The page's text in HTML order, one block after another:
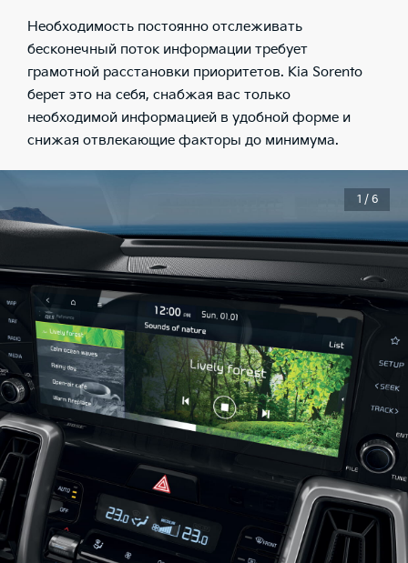
Необходимость постоянно отслеживать
бесконечный поток информации требует
грамотной расстановки приоритетов. Kia Sorento
берет это на себя, снабжая вас только
необходимой информацией в удобной форме и
снижая отвлекающие факторы до минимума.
1 / 6